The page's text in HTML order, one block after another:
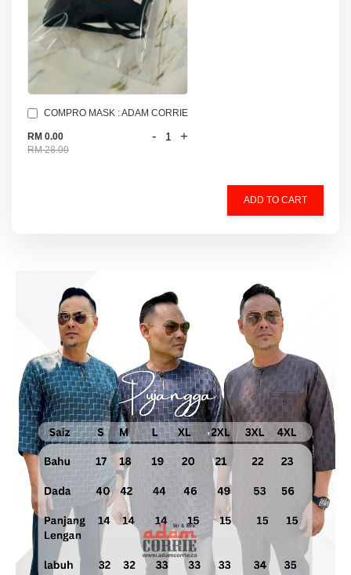
COMPRO MASK : ADAM CORRIE
RM 0.00
RM 28.00
- +
ADD TO CART